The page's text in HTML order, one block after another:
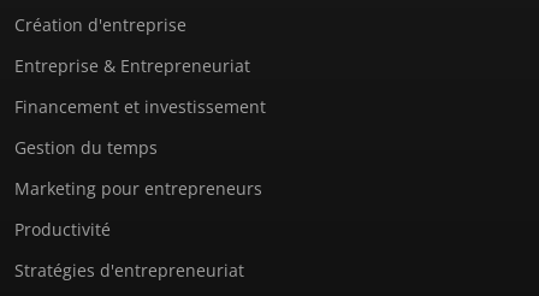
Création d'entreprise
Entreprise & Entrepreneuriat
Financement et investissement
Gestion du temps
Marketing pour entrepreneurs
Productivité
Stratégies d'entrepreneuriat